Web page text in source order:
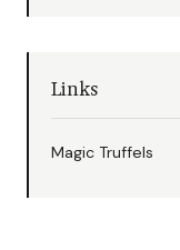
Links
Magic Truffels